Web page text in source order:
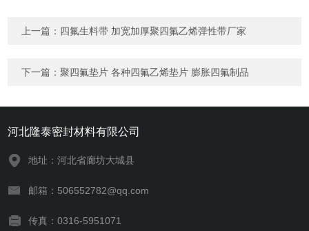
上一篇： 四氟生料带 加宽加厚聚四氟乙烯弹性带厂家
下一篇：聚四氟垫片 各种四氟乙烯垫片 膨胀四氟制品
河北隆泰密封材料有限公司
地址：河北省廊坊大城县
邮箱：506552782@qq.com
传真：0316-5951071